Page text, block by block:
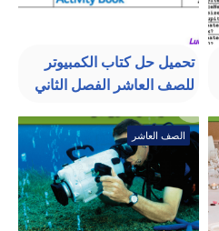
تحميل حل كتاب الكمبيوتر
للصف العاشر الفصل الثاني
الصف العاشر